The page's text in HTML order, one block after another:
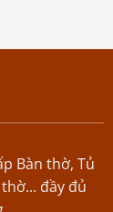
Bàn thờ, Tủ
đầy đủ